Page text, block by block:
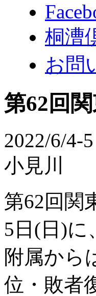
桐漕
お問
第62回
2022/6/4-5
小見川
第62回関
5日(日)に
附属から
位・敗者